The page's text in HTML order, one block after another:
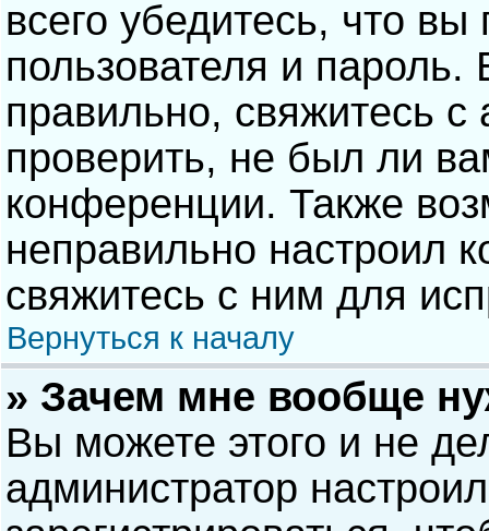
всего убедитесь, что
пользователя и
правильно, свяжитесь
проверить, не был ли
конференции. Также
неправильно настроил
свяжитесь с ним для
Вернуться к началу
» Зачем мне вообще
Вы можете этого и не
администратор